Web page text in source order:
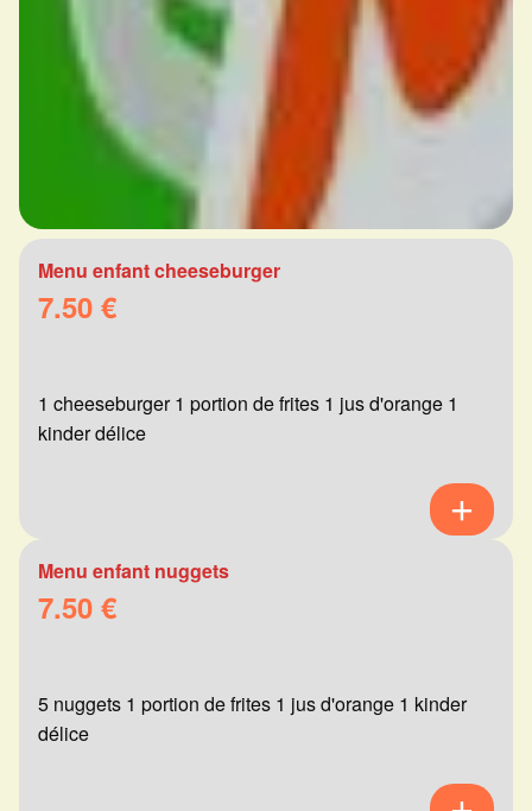
Menu enfant cheeseburger
7.50 €
1 cheeseburger 1 portion de frites 1 jus d'orange 1
kinder délice
Menu enfant nuggets
7.50 €
5 nuggets 1 portion de frites 1 jus d'orange 1 kinder
délice